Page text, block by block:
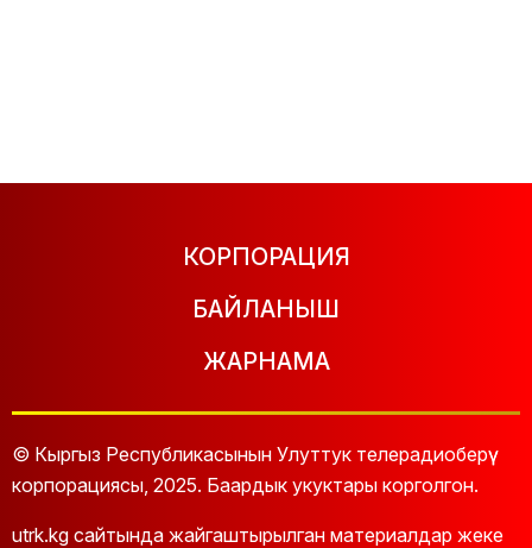
КОРПОРАЦИЯ
БАЙЛАНЫШ
ЖАРНАМА
© Кыргыз Республикасынын Улуттук телерадиоберүү
корпорациясы, 2025. Баардык укуктары корголгон.
utrk.kg сайтында жайгаштырылган материалдар жеке